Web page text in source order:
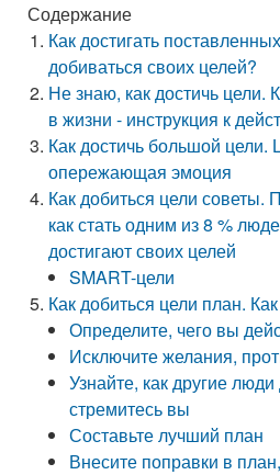
Содержание
Как достигать
добиваться своих целей?
Не знаю, как достичь цели.
в жизни - инструкция к
Как достичь большой цели.
опережающая эмоция
Как добиться цели советы.
как стать одним из 8 %
достигают своих целей
SMART-цели
Как добиться цели план.
Определите, чего вы
Исключите желания,
Узнайте, как другие люди
стремитесь вы
Составьте лучший план
Внесите поправки в